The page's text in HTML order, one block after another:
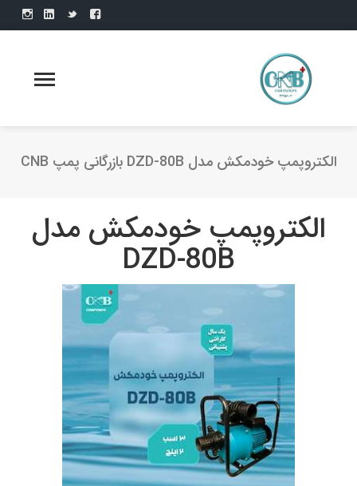
الکتروپمپ خودمکش مدل DZD-80B بازرگانی پمپ CNB
الکتروپمپ خودمکش مدل
DZD-80B